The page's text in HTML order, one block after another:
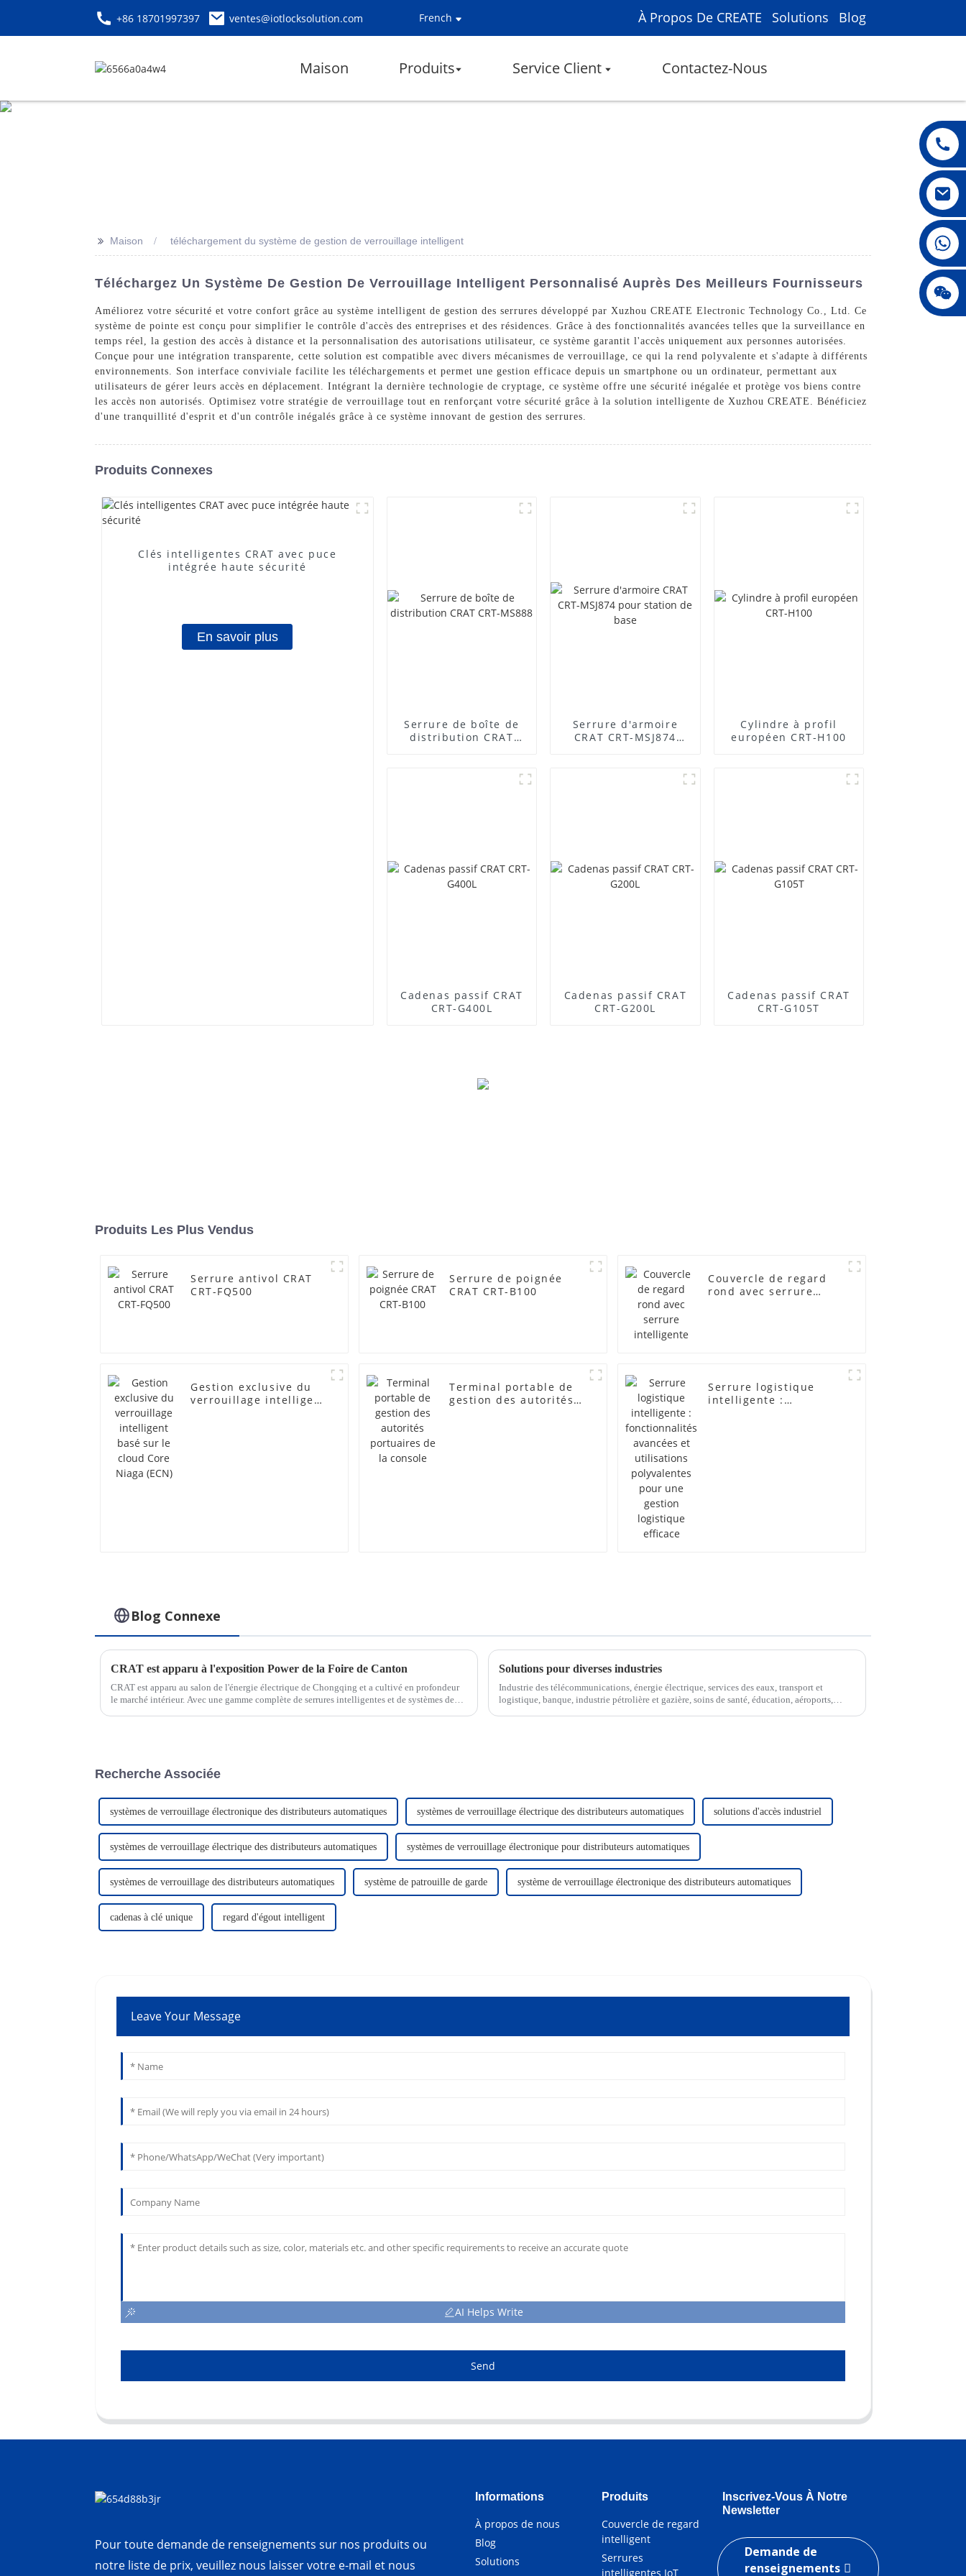
+86 18701997397 ventes@iotlocksolution.com French À Propos De CREATE Solutions Blog
Maison Produits Service Client Contactez-Nous
jenny010678
>> Maison téléchargement du système de gestion de verrouillage intelligent
Téléchargez Un Système De Gestion De Verrouillage Intelligent Personnalisé Auprès Des Meilleurs Fournisseurs
Améliorez votre sécurité et votre confort grâce au système intelligent de gestion des serrures développé par Xuzhou CREATE Electronic Technology Co., Ltd. Ce
système de pointe est conçu pour simplifier le contrôle d'accès des entreprises et des résidences. Grâce à des fonctionnalités avancées telles que la surveillance en
temps réel, la gestion des accès à distance et la personnalisation des autorisations utilisateur, ce système garantit l'accès uniquement aux personnes autorisées.
Conçue pour une intégration transparente, cette solution est compatible avec divers mécanismes de verrouillage, ce qui la rend polyvalente et s'adapte à différents
environnements. Son interface conviviale facilite les téléchargements et permet une gestion efficace depuis un smartphone ou un ordinateur, permettant aux
utilisateurs de gérer leurs accès en déplacement. Intégrant la dernière technologie de cryptage, ce système offre une sécurité inégalée et protège vos biens contre
les accès non autorisés. Optimisez votre stratégie de verrouillage tout en renforçant votre sécurité grâce à la solution intelligente de Xuzhou CREATE. Bénéficiez
d'une tranquillité d'esprit et d'un contrôle inégalés grâce à ce système innovant de gestion des serrures.
Produits Connexes
Clés intelligentes CRAT avec puce
intégrée haute sécurité
En savoir plus
Serrure de boîte de
distribution CRAT
Serrure d'armoire
CRAT CRT-MSJ874
Cylindre à profil
européen CRT-H100
Cadenas passif CRAT
CRT-G400L
Cadenas passif CRAT
CRT-G200L
Cadenas passif CRAT
CRT-G105T
Produits Les Plus Vendus
Serrure antivol CRAT
CRT-FQ500
Serrure de poignée
CRAT CRT-B100
Couvercle de regard
rond avec serrure
Gestion exclusive du
verrouillage intelligent
Terminal portable de
gestion des autorités
Serrure logistique
intelligente :
Blog Connexe
CRAT est apparu à l'exposition Power de la Foire de Canton
CRAT est apparu au salon de l'énergie électrique de Chongqing et a cultivé en profondeur
le marché intérieur. Avec une gamme complète de serrures intelligentes et de systèmes de
Solutions pour diverses industries
Industrie des télécommunications, énergie électrique, services des eaux, transport et
logistique, banque, industrie pétrolière et gazière, soins de santé, éducation, aéroports,
Recherche Associée
systèmes de verrouillage électronique des distributeurs automatiques systèmes de verrouillage électrique des distributeurs automatiques solutions d'accès industriel
systèmes de verrouillage électrique des distributeurs automatiques systèmes de verrouillage électronique pour distributeurs automatiques
systèmes de verrouillage des distributeurs automatiques système de patrouille de garde système de verrouillage électronique des distributeurs automatiques
cadenas à clé unique regard d'égout intelligent
Leave Your Message
AI Helps Write
Send
Pour toute demande de renseignements sur nos produits ou
notre liste de prix, veuillez nous laisser votre e-mail et nous
Informations
À propos de nous
Blog
Solutions
Produits
Couvercle de regard
intelligent
Serrures
intelligentes IoT
Inscrivez-Vous À Notre
Newsletter
Demande de
renseignements